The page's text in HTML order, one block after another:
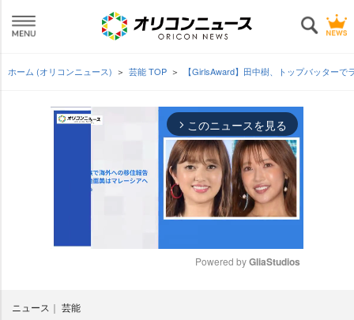
ホーム (オリコンニュース) 芸能 TOP 【GirlsAward】田中樹、トップバッター
arrow_forward_ios このニュースを見る
Powered by GliaStudios
ニュース 芸能